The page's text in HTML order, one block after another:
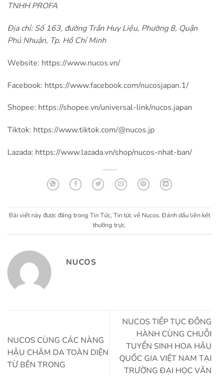
TNHH PROFA
Địa chỉ: Số 163, đường Trần Huy Liệu, Phường 8, Quận
Phú Nhuận, Tp. Hồ Chí Minh
Website: https://www.nucos.vn/
Facebook: https://www.facebook.com/nucosjapan.1/
Shopee: https://shopee.vn/universal-link/nucos.japan
Tiktok: https://www.tiktok.com/@nucos.jp
Lazada: https://www.lazada.vn/shop/nucos-nhat-ban/
Bài viết này được đăng trong Tin Tức, Tin tức về Nucos. Đánh dấu liên kết
thường trực.
NUCOS
NUCOS CÙNG CÁC NÀNG
HẬU CHĂM DA TOÀN DIỆN
TỪ BÊN TRONG
NUCOS TIẾP TỤC ĐỒNG
HÀNH CÙNG CHUỖI
TUYỂN SINH HOA HẬU
QUỐC GIA VIỆT NAM TẠI
TRƯỜNG ĐẠI HỌC VĂN